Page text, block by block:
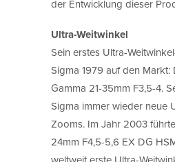
der Entwicklung dieser
Ultra-Weitwinkel
Sein erstes Ultra-
Sigma 1979 auf den
Gamma 21-35mm F3,5-4.
Sigma immer wieder neue
Zooms. Im Jahr 2003
24mm F4,5-5,6 EX DG